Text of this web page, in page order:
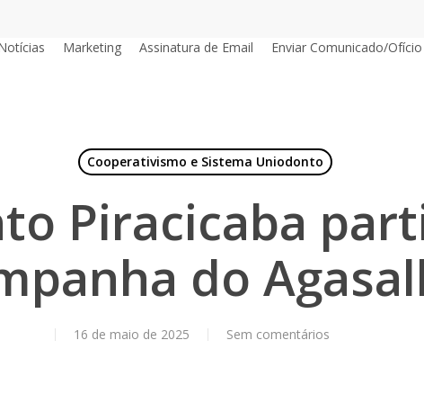
Marketing Assinatura de Email Enviar Comunicado/Ofício
Cooperativismo e Sistema Uniodonto
Piracicaba
do
16 de maio de 2025 Sem comentários